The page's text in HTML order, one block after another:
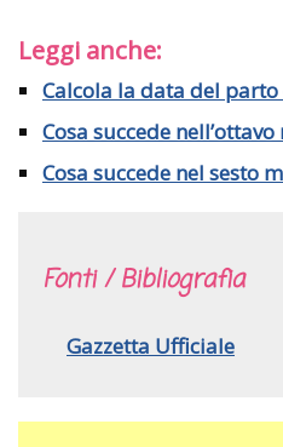
Leggi anche:
Calcola la data del
Cosa succede
Cosa succede nel sesto
Fonti / Bibliografia
Gazzetta Ufficiale